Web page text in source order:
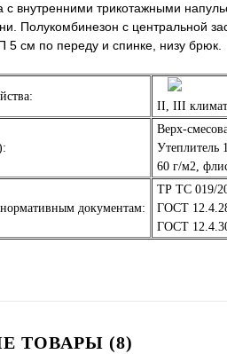
с внутренними трикотажными
Полукомбинезон с центральной
5 см по переду и спинке, низу брюк.
II, III
Верх-
Утеплитель
60 г/м2,
нормативным документам:
ТР ТС 019/
ГОСТ
ГОСТ
ТОВАРЫ (8)